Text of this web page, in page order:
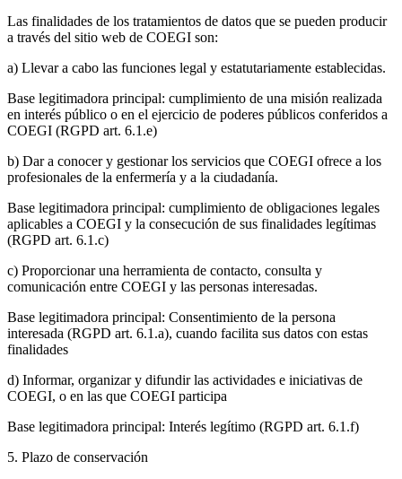
Las finalidades de los tratamientos de datos que se pueden producir
a través del sitio web de COEGI son:
a) Llevar a cabo las funciones legal y estatutariamente establecidas.
Base legitimadora principal: cumplimiento de una misión realizada
en interés público o en el ejercicio de poderes públicos conferidos a
COEGI (RGPD art. 6.1.e)
b) Dar a conocer y gestionar los servicios que COEGI ofrece a los
profesionales de la enfermería y a la ciudadanía.
Base legitimadora principal: cumplimiento de obligaciones legales
aplicables a COEGI y la consecución de sus finalidades legítimas
(RGPD art. 6.1.c)
c) Proporcionar una herramienta de contacto, consulta y
comunicación entre COEGI y las personas interesadas.
Base legitimadora principal: Consentimiento de la persona
interesada (RGPD art. 6.1.a), cuando facilita sus datos con estas
finalidades
d) Informar, organizar y difundir las actividades e iniciativas de
COEGI, o en las que COEGI participa
Base legitimadora principal: Interés legítimo (RGPD art. 6.1.f)
5. Plazo de conservación